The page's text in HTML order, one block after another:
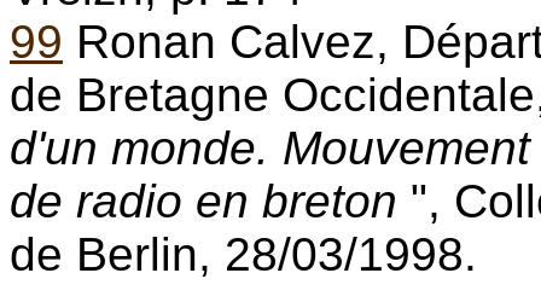
99 Ronan Calvez,
de Bretagne
d'un monde.
de radio en breton ",
de Berlin, 28/03/1998.